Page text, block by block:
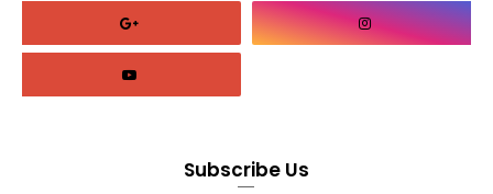
Subscribe Us